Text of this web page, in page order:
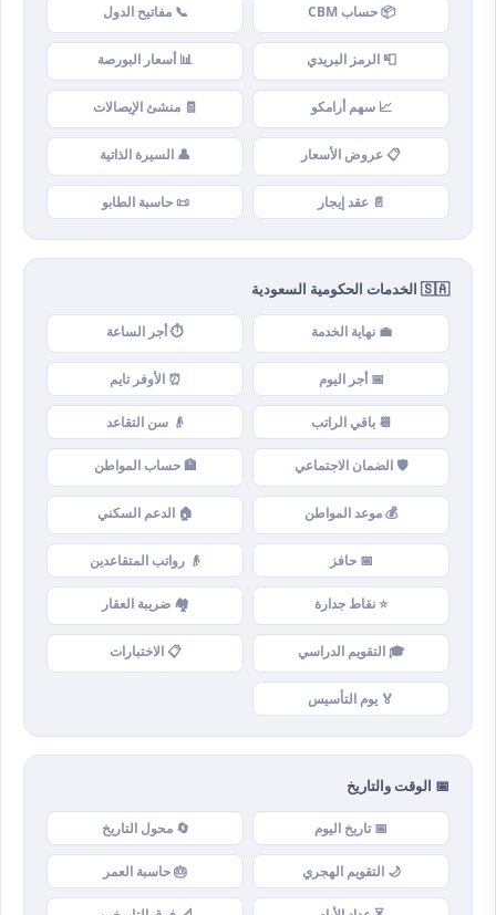
📦 حساب CBM 📞 مفاتيح الدول
📮 الرمز البريدي 📊 أسعار البورصة
📈 سهم أرامكو 🧾 منشئ الإيصالات
📋 عروض الأسعار 👤 السيرة الذاتية
📄 عقد إيجار 📜 حاسبة الطابو
🇸🇦 الخدمات الحكومية السعودية
💼 نهاية الخدمة ⏱️ أجر الساعة
📅 أجر اليوم ⏰ الأوفر تايم
📆 باقي الراتب 👴 سن التقاعد
🛡️ الضمان الاجتماعي 🏦 حساب المواطن
💰 موعد المواطن 🏠 الدعم السكني
📅 حافز 👴 رواتب المتقاعدين
⭐ نقاط جدارة 🏘️ ضريبة العقار
🎓 التقويم الدراسي 📋 الاختبارات
🏅 يوم التأسيس
📅 الوقت والتاريخ
📅 تاريخ اليوم 🔄 محول التاريخ
🌙 التقويم الهجري 🎂 حاسبة العمر